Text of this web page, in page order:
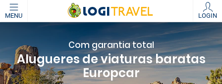
MENU LOGIN
Com garantia total
Alugueres de viaturas baratas
Europcar